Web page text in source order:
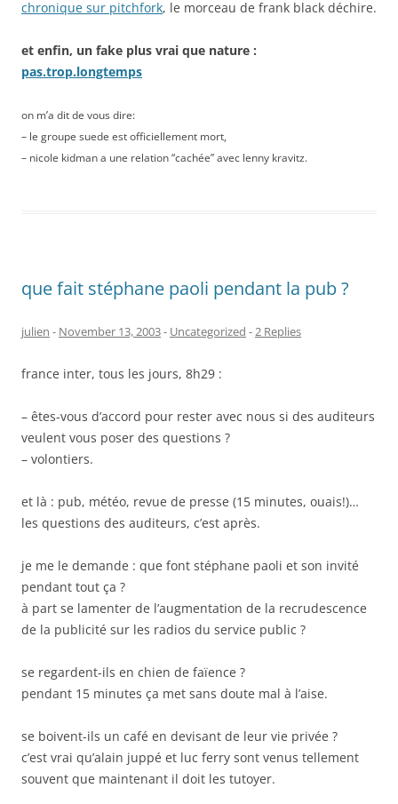
chronique sur pitchfork, le morceau de frank black déchire.
et enfin, un fake plus vrai que nature :
pas.trop.longtemps
on m’a dit de vous dire:
– le groupe suede est officiellement mort,
– nicole kidman a une relation “cachée” avec lenny kravitz.
que fait stéphane paoli pendant la pub ?
julien - November 13, 2003- Uncategorized -2 Replies
france inter, tous les jours, 8h29 :
– êtes-vous d’accord pour rester avec nous si des auditeurs
veulent vous poser des questions ?
– volontiers.
et là : pub, météo, revue de presse (15 minutes, ouais!)…
les questions des auditeurs, c’est après.
je me le demande : que font stéphane paoli et son invité
pendant tout ça ?
à part se lamenter de l’augmentation de la recrudescence
de la publicité sur les radios du service public ?
se regardent-ils en chien de faïence ?
pendant 15 minutes ça met sans doute mal à l’aise.
se boivent-ils un café en devisant de leur vie privée ?
c’est vrai qu’alain juppé et luc ferry sont venus tellement
souvent que maintenant il doit les tutoyer.